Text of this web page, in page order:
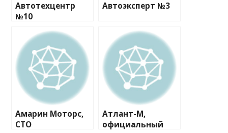
Автотехцентр
№10
Автоэксперт №3
Амарин Моторс,
СТО
Атлант-М,
официальный